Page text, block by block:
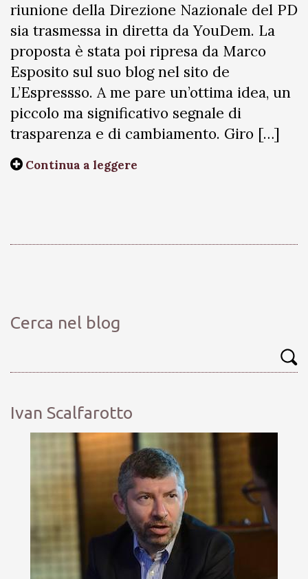
riunione della Direzione Nazionale del PD
sia trasmessa in diretta da YouDem. La
proposta è stata poi ripresa da Marco
Esposito sul suo blog nel sito de
L’Espressso. A me pare un’ottima idea, un
piccolo ma significativo segnale di
trasparenza e di cambiamento. Giro […]
Continua a leggere
Cerca nel blog
Ivan Scalfarotto